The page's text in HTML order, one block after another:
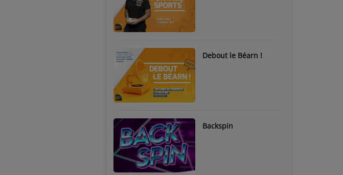
Debout le Béarn !
Backspin